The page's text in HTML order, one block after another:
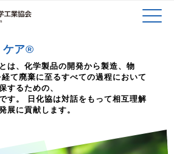
ケア®
は、化学製品の開発から製造、物
て廃棄に至るすべての過程において
するための、
す。
日化協は対話をもって相互理解
展に貢献します。